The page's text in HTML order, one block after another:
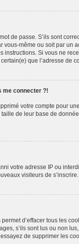
de passe. S’ils sont
même ou soit par un
instructions. Si vous ne
que l’adresse de
me connecter ?!
votre compte pour
de leur base de
votre adresse IP ou
visiteurs de
d’effacer tous les
s’ils sont lus ou non
de supprimer les